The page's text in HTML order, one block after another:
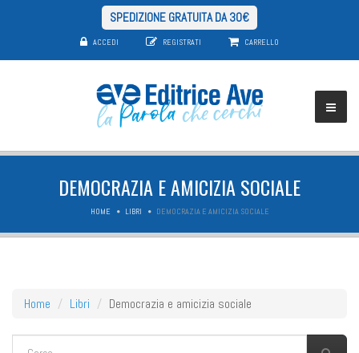
SPEDIZIONE GRATUITA DA 30€
ACCEDI REGISTRATI CARRELLO
DEMOCRAZIA E AMICIZIA SOCIALE
HOME LIBRI DEMOCRAZIA E AMICIZIA SOCIALE
Home Libri Democrazia e amicizia sociale
FORM DI RICERCA